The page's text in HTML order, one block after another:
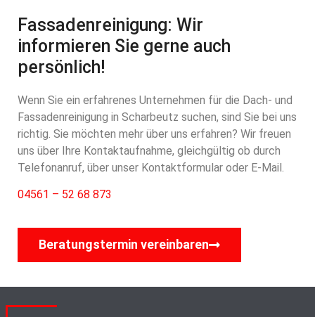
Fassadenreinigung: Wir
informieren Sie gerne auch
persönlich!
Wenn Sie ein erfahrenes Unternehmen für die Dach- und
Fassadenreinigung in Scharbeutz suchen, sind Sie bei uns
richtig. Sie möchten mehr über uns erfahren? Wir freuen
uns über Ihre Kontaktaufnahme, gleichgültig ob durch
Telefonanruf, über unser Kontaktformular oder E-Mail.
04561 – 52 68 873
Beratungstermin vereinbaren